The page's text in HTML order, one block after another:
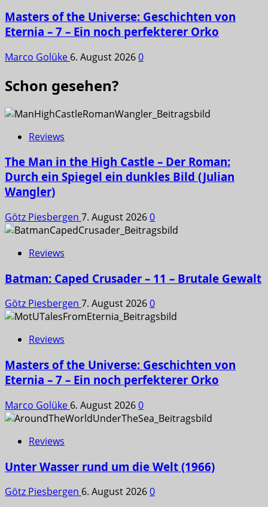
Masters of the Universe: Geschichten von
Eternia – 7 – Ein noch perfekterer Orko
Marco Golüke 6. August 20260
Schon gesehen?
Reviews
The Man in the High Castle – Der Roman:
Durch ein Spiegel ein dunkles Bild (Julian
Wangler)
Götz Piesbergen 7. August 20260
Reviews
Batman: Caped Crusader – 11 – Brutale Gewalt
Götz Piesbergen 7. August 20260
Reviews
Masters of the Universe: Geschichten von
Eternia – 7 – Ein noch perfekterer Orko
Marco Golüke 6. August 20260
Reviews
Unter Wasser rund um die Welt (1966)
Götz Piesbergen 6. August 20260